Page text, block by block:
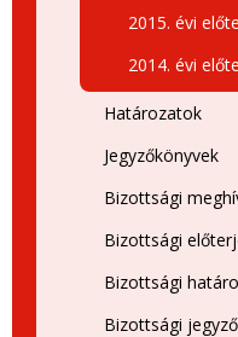
2015. évi
2014. évi
Határozatok
Jegyzőkönyvek
Bizottsági
Bizottsági
Bizottsági
Bizottsági